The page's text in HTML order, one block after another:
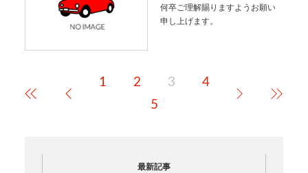
何卒ご理解賜りますようお願い
申し上げます。
1 2 3
4
5
最新記事